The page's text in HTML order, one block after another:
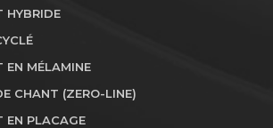
HYBRIDE
EN MÉLAMINE
CHANT (ZERO-LINE)
EN PLACAGE